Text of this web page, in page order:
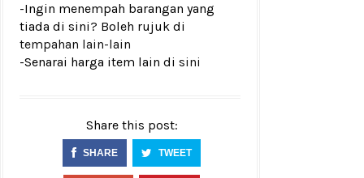
-Ingin menempah barangan yang
tiada di sini? Boleh rujuk di
tempahan lain-lain
-Senarai harga item lain di sini
Share this post:
SHARE TWEET